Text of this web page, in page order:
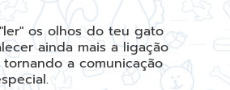
os olhos do teu gato
ainda mais a ligação
a comunicação